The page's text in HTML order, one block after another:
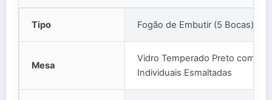
Tipo Fogão de Embutir (5 Bocas)
Mesa
Vidro Temperado Preto com
Individuais Esmaltadas